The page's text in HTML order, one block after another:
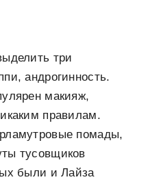
три
андрогинность.
макияж,
правилам.
помады,
тусовщиков
были и Лайза